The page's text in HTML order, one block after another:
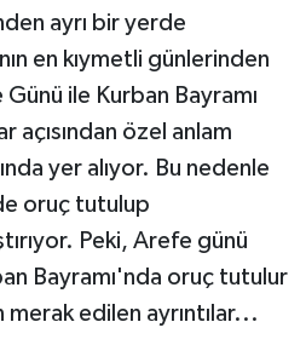
ayrı bir yerde
en kıymetli günlerinden
ile Kurban Bayramı
açısından özel anlam
yer alıyor. Bu nedenle
oruç tutulup
Peki, Arefe günü
Bayramı'nda oruç tutulur
edilen ayrıntılar...